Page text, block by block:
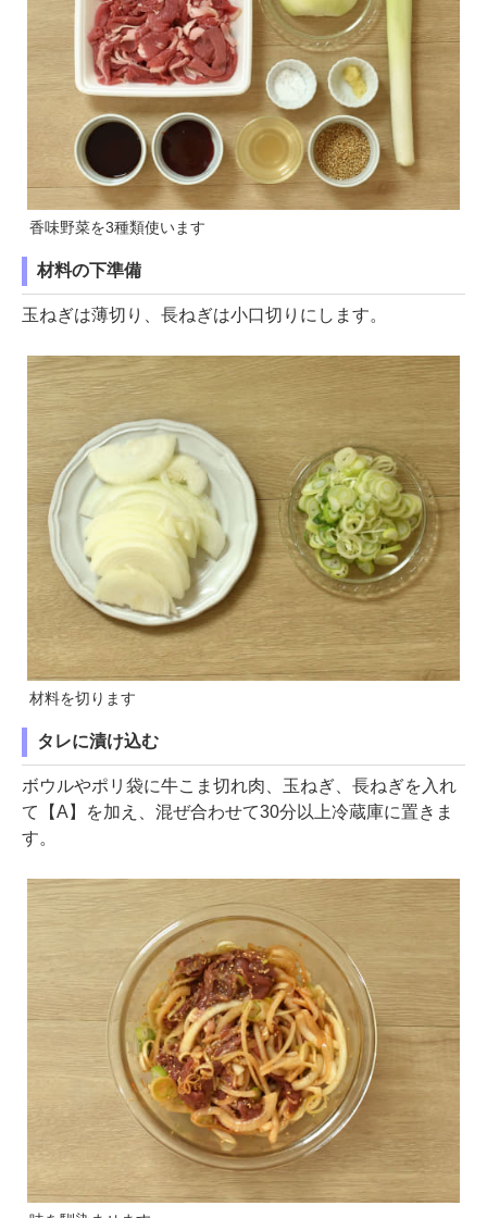
香味野菜を3種類使います
材料の下準備
玉ねぎは薄切り、長ねぎは小口切りにします。
材料を切ります
タレに漬け込む
ボウルやポリ袋に牛こま切れ肉、玉ねぎ、長ねぎを入れ
て【A】を加え、混ぜ合わせて30分以上冷蔵庫に置きま
す。